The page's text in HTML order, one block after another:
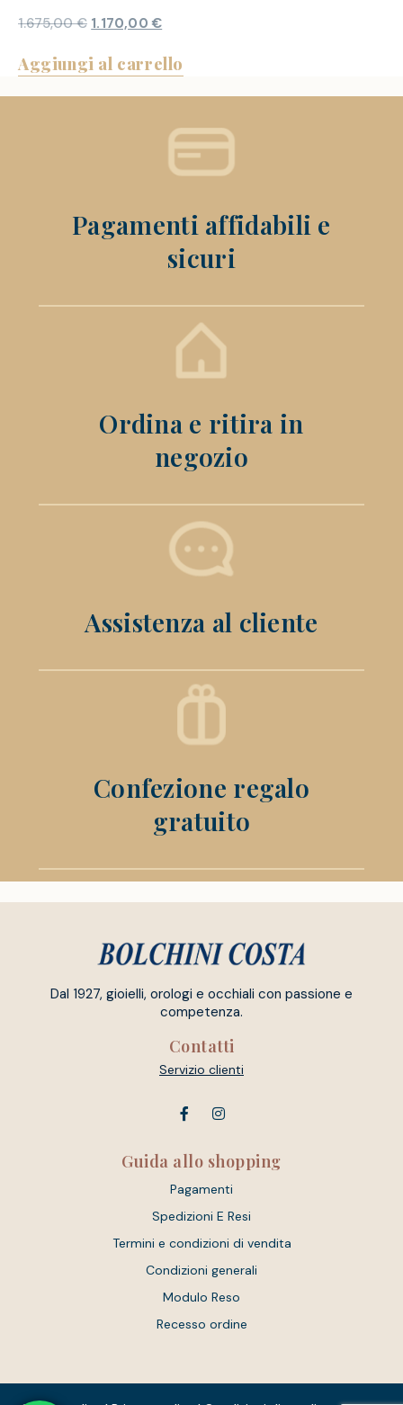
1.675,00€ 1.170,00€
Aggiungi al carrello
Pagamenti affidabili e
sicuri
Ordina e ritira in
negozio
Assistenza al cliente
Confezione regalo
gratuito
Dal 1927, gioielli, orologi e occhiali con passione e
competenza.
Contatti
Servizio clienti
Guida allo shopping
Pagamenti
Spedizioni E Resi
Termini e condizioni di vendita
Condizioni generali
Modulo Reso
Recesso ordine